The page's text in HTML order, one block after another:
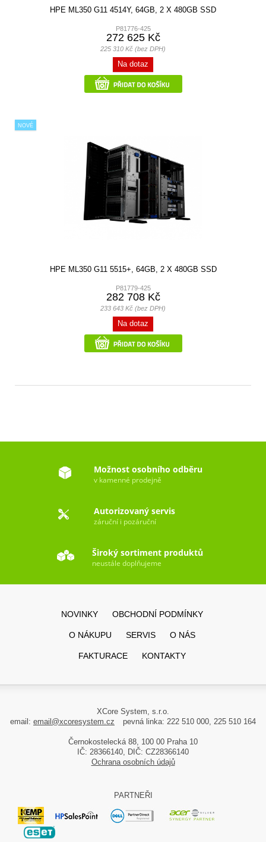
HPE ML350 G11 4514Y, 64GB, 2 X 480GB SSD
P81776-425
272 625 Kč
225 310 Kč (bez DPH)
Na dotaz
NOVÉ
HPE ML350 G11 5515+, 64GB, 2 X 480GB SSD
P81779-425
282 708 Kč
233 643 Kč (bez DPH)
Na dotaz
Možnost osobního odběru
v kamenné prodejně
Autorizovaný servis
záruční i pozáruční
Široký sortiment produktů
neustále doplňujeme
NOVINKY OBCHODNÍ PODMÍNKY
O NÁKUPU SERVIS O NÁS
FAKTURACE KONTAKTY
XCore System, s.r.o.
email: email@xcoresystem.cz pevná linka: 222 510 000, 225 510 164
Černokostelecká 88, 100 00 Praha 10
IČ: 28366140, DIČ: CZ28366140
Ochrana osobních údajů
PARTNEŘI